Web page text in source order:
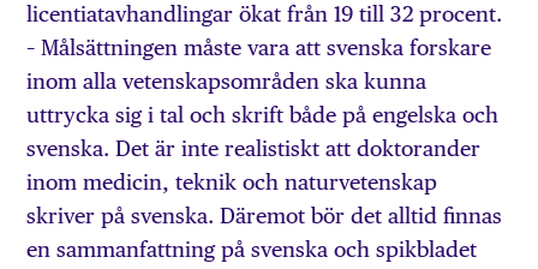
licentiatavhandlingar ökat från 19 till 32 procent.
– Målsättningen måste vara att svenska forskare
inom alla vetenskapsområden ska kunna
uttrycka sig i tal och skrift både på engelska och
svenska. Det är inte realistiskt att doktorander
inom medicin, teknik och naturvetenskap
skriver på svenska. Däremot bör det alltid finnas
en sammanfattning på svenska och spikbladet